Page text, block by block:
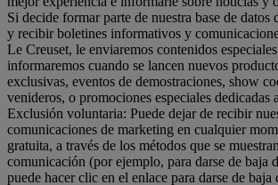
Si decide formar parte de nuestra base de datos
y recibir boletines informativos y
Le Creuset, le enviaremos contenidos
informaremos cuando se lancen nuevos
exclusivas, eventos de demostraciones, show
venideros, o promociones especiales dedicadas
Exclusión voluntaria: Puede dejar de recibir
comunicaciones de marketing en cualquier
gratuita, a través de los métodos que se
comunicación (por ejemplo, para darse de baja
puede hacer clic en el enlace para darse de baja